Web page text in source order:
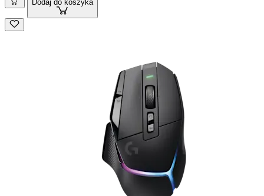
Dodaj do koszyka